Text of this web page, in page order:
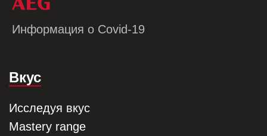
Информация о Covid-19
Вкус
Исследуя вкус
Mastery range